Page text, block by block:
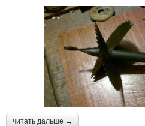
читать дальше →